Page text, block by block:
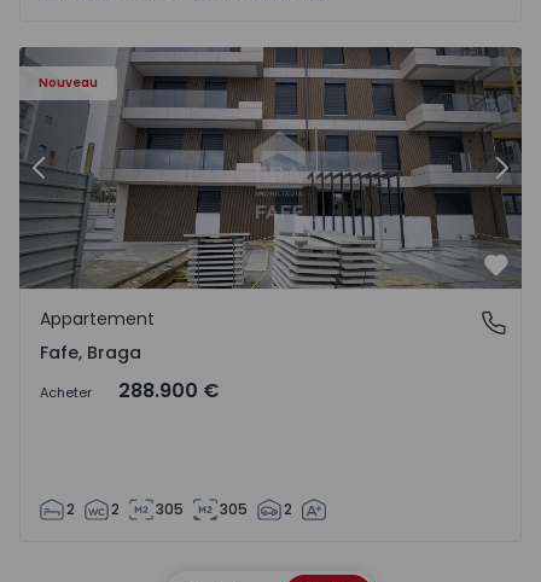
Nouveau
Précédent
Fafe, Braga
Appartement
Fafe, Braga
Acheter 288.900 €
2 2 305 305 2